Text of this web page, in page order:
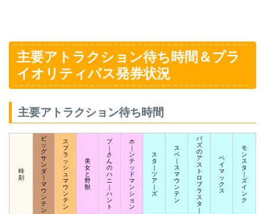
主要アトラクション待ち時間＆プラ
イオリティパス発券状況
主要アトラクション待ち時間
時
刻
ビ
ッ
グ
サ
ン
ダ
｜
マ
ウ
ン
テ
ン
ス
プ
ラ
ッ
シ
ュ
マ
ウ
ン
テ
ン
美
女
と
野
獣
プ
｜
さ
ん
の
ハ
ニ
｜
ハ
ン
ト
ホ
｜
ン
テ
ッ
ド
マ
ン
シ
ョ
ン
ス
タ
｜
ツ
ア
｜
ズ
ス
ペ
｜
ス
マ
ウ
ン
テ
ン
バ
ズ
の
ア
ス
ト
ロ
ブ
ラ
ス
タ
｜
ベ
イ
マ
ッ
ク
ス
モ
ン
ス
タ
｜
ズ
イ
ン
ク